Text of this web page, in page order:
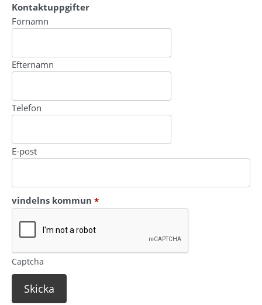
Kontaktuppgifter
Kontaktuppgifter
Förnamn
Efternamn
Telefon
E-post
vindelns kommun *(obligatorisk)
Captcha